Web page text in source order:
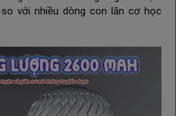
với nhiều dòng con lăn cơ học